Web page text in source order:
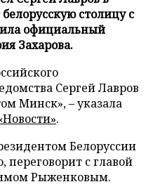
столицу с
официальный
Захарова.
Сергей Лавров
Минск», – указала
.
Белоруссии
с главой
Рыженковым.